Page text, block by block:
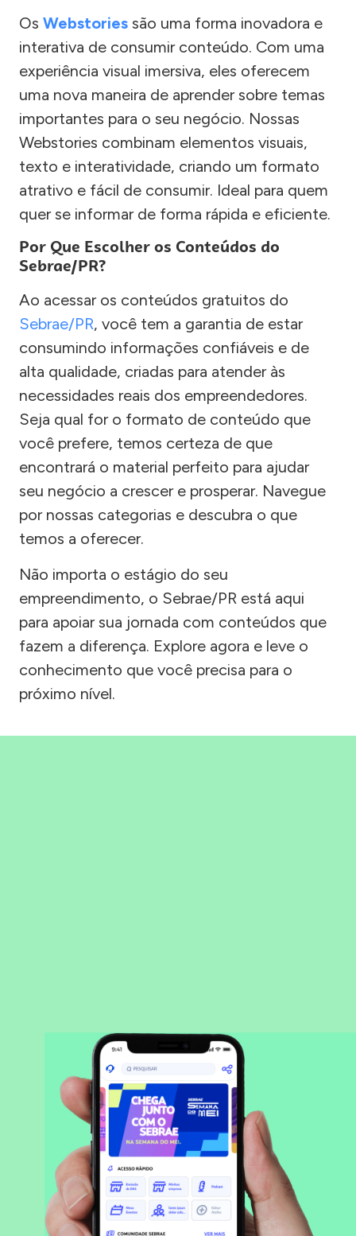
Os Webstories são uma forma inovadora e
interativa de consumir conteúdo. Com uma
experiência visual imersiva, eles oferecem
uma nova maneira de aprender sobre temas
importantes para o seu negócio. Nossas
Webstories combinam elementos visuais,
texto e interatividade, criando um formato
atrativo e fácil de consumir. Ideal para quem
quer se informar de forma rápida e eficiente.
Por Que Escolher os Conteúdos do
Sebrae/PR?
Ao acessar os conteúdos gratuitos do
Sebrae/PR, você tem a garantia de estar
consumindo informações confiáveis e de
alta qualidade, criadas para atender às
necessidades reais dos empreendedores.
Seja qual for o formato de conteúdo que
você prefere, temos certeza de que
encontrará o material perfeito para ajudar
seu negócio a crescer e prosperar. Navegue
por nossas categorias e descubra o que
temos a oferecer.
Não importa o estágio do seu
empreendimento, o Sebrae/PR está aqui
para apoiar sua jornada com conteúdos que
fazem a diferença. Explore agora e leve o
conhecimento que você precisa para o
próximo nível.